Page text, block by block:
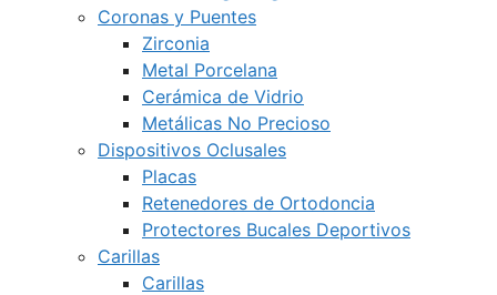
Coronas y Puentes
Zirconia
Metal Porcelana
Cerámica de Vidrio
Metálicas No Precioso
Dispositivos Oclusales
Placas
Retenedores de Ortodoncia
Protectores Bucales Deportivos
Carillas
Carillas